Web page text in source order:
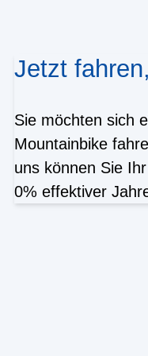
Jetzt
Sie möchten sich
Mountainbike
uns können Sie
0% effektiver